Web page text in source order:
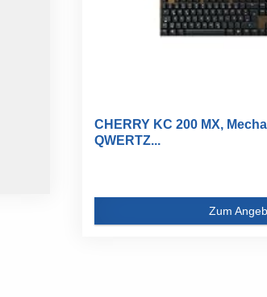
CHERRY KC 200 MX,
QWERTZ...
Zum